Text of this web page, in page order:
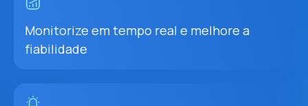
Monitorize em tempo real e melhore a
fiabilidade